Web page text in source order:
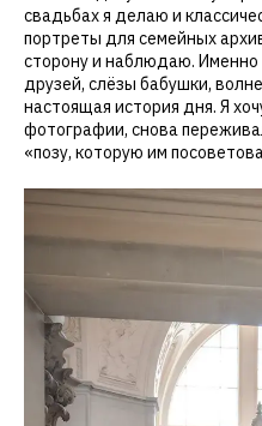
свадьбах я делаю и
портреты для семейных
сторону и наблюдаю. Именно
друзей, слёзы бабушки,
настоящая история дня. Я
фотографии, снова
«позу, которую им